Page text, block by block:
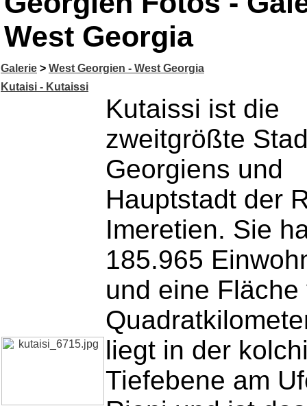
West Georgia
Galerie > West Georgien - West Georgia
Kutaisi - Kutaissi
Kutaissi ist die
zweitgrößte
Georgiens und
Hauptstadt der
Imeretien. Sie
185.965
und eine Fläche
liegt in der
Tiefebene am